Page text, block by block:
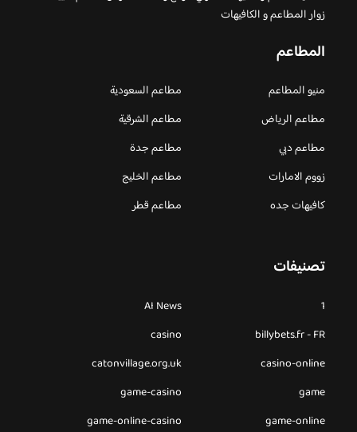
زوار المطاعم و الكافيهات
المطاعم
منيو المطاعم
مطاعم السعودية
مطاعم الرياض
مطاعم الشرقية
مطاعم دبي
مطاعم جدة
زووم الامارات
مطاعم الخليج
كافيهات جده
مطاعم قطر
تصنيفات
1
AI News
billybets.fr - FR
casino
casino-online
catonvillage.org.uk
game
game-casino
game-online
game-online-casino